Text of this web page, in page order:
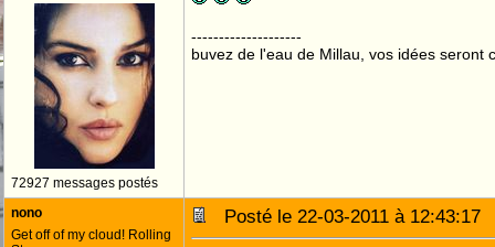
72927 messages postés
--------------------
buvez de l'eau de Millau, vos idées seront
nono
Get off of my cloud! Rolling
Posté le 22-03-2011 à